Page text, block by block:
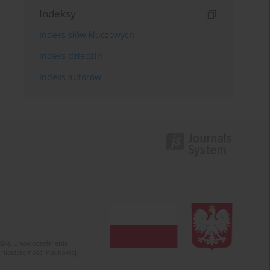
Indeksy
Indeks słów kluczowych
Indeks dziedzin
Indeks autorów